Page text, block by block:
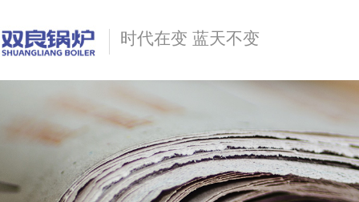
时代在变 蓝天不变